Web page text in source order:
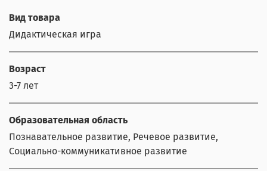
Вид товара
Дидактическая игра
Возраст
3-7 лет
Образовательная область
Познавательное развитие, Речевое развитие,
Социально-коммуникативное развитие